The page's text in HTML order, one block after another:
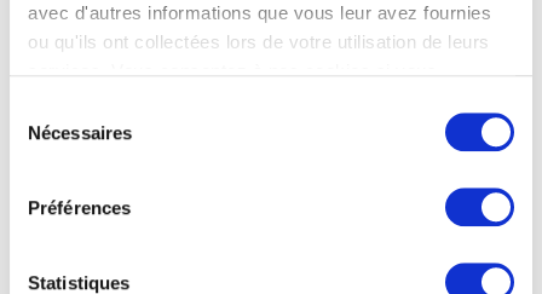
avec d'autres informations que vous leur avez fournies
ou qu'ils ont collectées lors de votre utilisation de leurs
Nécessaires
Préférences
Statistiques